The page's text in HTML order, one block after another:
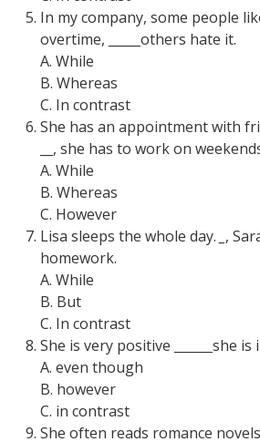
In my company, some people
overtime, _____others hate it.
A. While
B. Whereas
C. In contrast
She has an appointment with
, she has to work on
A. While
B. Whereas
C. However
Lisa sleeps the whole day. ,
homework.
A. While
B. But
C. In contrast
She is very positive ______she
A. even though
B. however
C. in contrast
She often reads romance